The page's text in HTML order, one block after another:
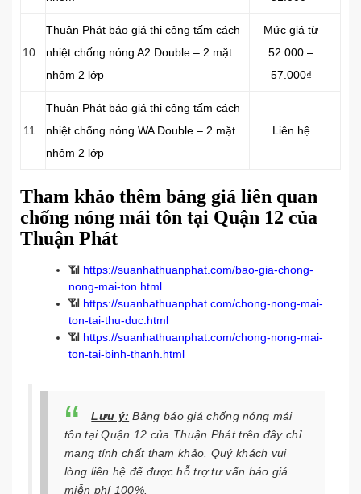
10
Thuận Phát báo giá thi công tấm cách
nhiệt chống nóng A2 Double – 2 mặt
nhôm 2 lớp
Mức giá từ
52.000 –
57.000₫
11
Thuận Phát báo giá thi công tấm cách
nhiệt chống nóng WA Double – 2 mặt
nhôm 2 lớp
Liên hệ
Tham khảo thêm bảng giá liên quan
chống nóng mái tôn tại Quận 12 của
Thuận Phát
📶 https://suanhathuanphat.com/bao-gia-chong-
nong-mai-ton.html
📶 https://suanhathuanphat.com/chong-nong-mai-
ton-tai-thu-duc.html
📶 https://suanhathuanphat.com/chong-nong-mai-
ton-tai-binh-thanh.html
Lưu ý: Bảng báo giá chống nóng mái
tôn tại Quận 12 của Thuận Phát trên đây chỉ
mang tính chất tham khảo. Quý khách vui
lòng liên hệ để được hỗ trợ tư vấn báo giá
miễn phí 100%.